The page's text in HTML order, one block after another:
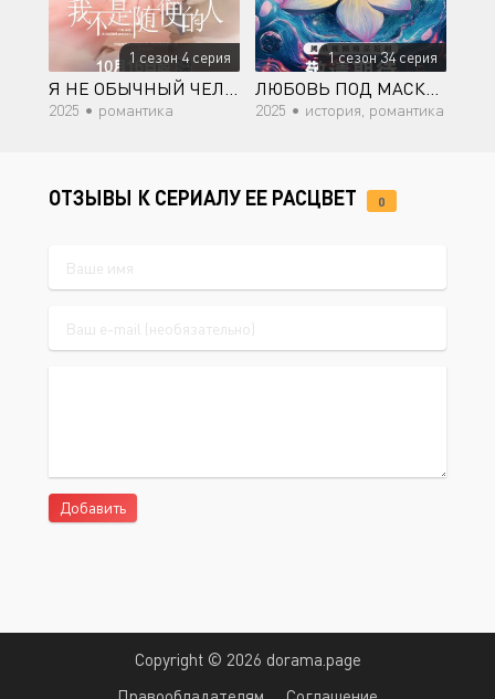
1 сезон 4 серия
Я НЕ ОБЫЧНЫЙ ЧЕЛОВЕК
2025 • романтика
1 сезон 34 серия
ЛЮБОВЬ ПОД МАСКОЙ
2025 • история, романтика
ОТЗЫВЫ К СЕРИАЛУ ЕЕ РАСЦВЕТ 0
Добавить
Copyright © 2026 dorama.page